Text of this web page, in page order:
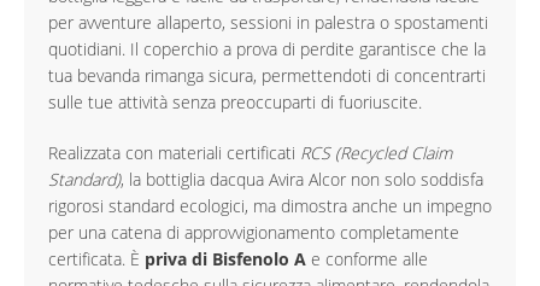
per avventure allaperto, sessioni in palestra o spostamenti
quotidiani. Il coperchio a prova di perdite garantisce che la
tua bevanda rimanga sicura, permettendoti di concentrarti
sulle tue attività senza preoccuparti di fuoriuscite.
Realizzata con materiali certificati RCS (Recycled Claim
Standard), la bottiglia dacqua Avira Alcor non solo soddisfa
rigorosi standard ecologici, ma dimostra anche un impegno
per una catena di approvvigionamento completamente
certificata. È priva di Bisfenolo A e conforme alle